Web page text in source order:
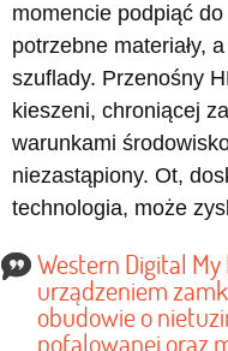
momencie podpiąć
potrzebne materiały,
szuflady. Przenośny
kieszeni, chroniącej
warunkami
niezastąpiony. Ot,
technologia, może
Western Digital My
urządzeniem
obudowie o
pofalowanej oraz